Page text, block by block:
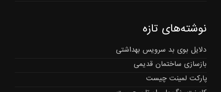
نوشته‌های تازه
دلایل بوی بد سرویس بهداشتی
بازسازی ساختمان قدیمی
پارکت لمینت چیست